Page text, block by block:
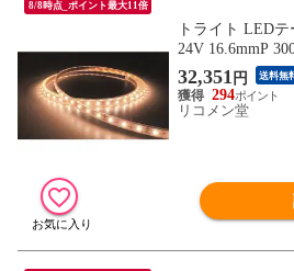
8/8時点_ポイント最大11倍
トライト LED
24V 16.6mmP
0216.6P4 工事
明器具【送料無
32,351 円 送料無
294
リコメン堂